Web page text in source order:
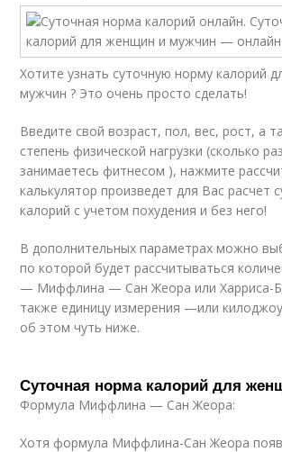
Хотите узнать суточную норму калорий
мужчин ? Это очень просто сделать!
Введите свой возраст, пол, вес, рост, а
степень физической нагрузки (сколько
занимаетесь фитнесом ), нажмите
калькулятор произведет для Вас расчет
калорий с учетом похудения и без него!
В дополнительных параметрах можно
по которой будет рассчитываться
— Миффлина — Сан Жеора или Харриса-
также единицу измерения —или
об этом чуть ниже.
Суточная норма калорий для
Формула Миффлина — Сан Жеора:
Хотя формула Миффлина-Сан Жеора